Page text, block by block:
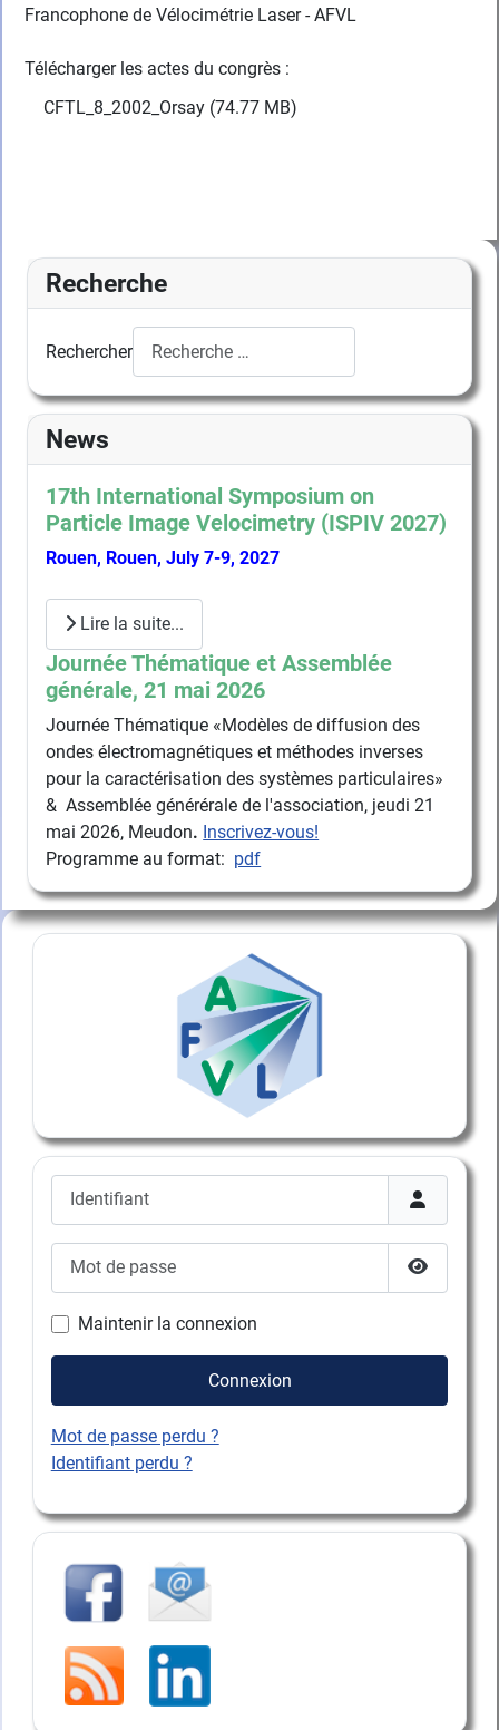
Afficher
Maintenir la connexion
Connexion
Mot de passe perdu ?
Identifiant perdu ?
Francophone de Vélocimétrie Laser - AFVL
Télécharger les actes du congrès :
CFTL_8_2002_Orsay (74.77 MB)
Recherche
Rechercher
News
17th International Symposium on
Particle Image Velocimetry (ISPIV 2027)
Rouen, Rouen, July 7-9, 2027
Lire la suite...
Journée Thématique et Assemblée
générale, 21 mai 2026
Journée Thématique «Modèles de diffusion des
ondes électromagnétiques et méthodes inverses
pour la caractérisation des systèmes particulaires»
& Assemblée générérale de l'association, jeudi 21
mai 2026, Meudon. Inscrivez-vous!
Programme au format: pdf